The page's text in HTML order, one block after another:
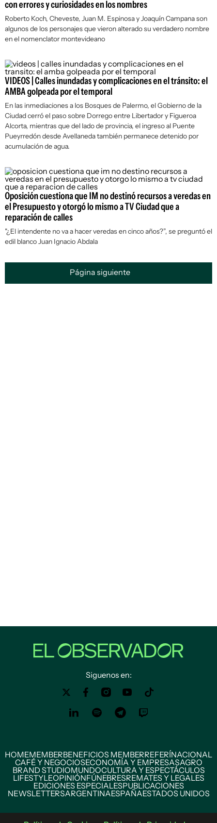
con errores y curiosidades en los nombres
Roberto Koch, Cheveste, Juan M. Espinosa y Joaquín Campana son
algunos de los personajes que vieron alterado su verdadero nombre
en el nomenclator montevideano
VIDEOS | Calles inundadas y complicaciones en el tránsito: el
AMBA golpeada por el temporal
En las inmediaciones a los Bosques de Palermo, el Gobierno de la
Ciudad cerró el paso sobre Dorrego entre Libertador y Figueroa
Alcorta, mientras que del lado de provincia, el ingreso al Puente
Pueyrredón desde Avellaneda también permanece detenido por
acumulación de agua.
Oposición cuestiona que IM no destinó recursos a veredas en
el Presupuesto y otorgó lo mismo a TV Ciudad que a
reparación de calles
"¿El intendente no va a hacer veredas en cinco años?”, se preguntó el
edil blanco Juan Ignacio Abdala
Página siguiente
Siguenos en:
HOMEMEMBERBENEFICIOS MEMBERREFERÍNACIONAL
CAFÉ Y NEGOCIOSECONOMÍA Y EMPRESASAGRO
BRAND STUDIOMUNDOCULTURA Y ESPECTÁCULOS
LIFESTYLEOPINIÓNFÚNEBRESREMATES Y LEGALES
EDICIONES ESPECIALESPUBLICACIONES
NEWSLETTERSARGENTINAESPAÑAESTADOS UNIDOS